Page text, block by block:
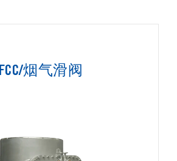
FCC/烟气滑阀